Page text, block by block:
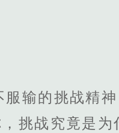
服输的挑战精
挑战究竟是为